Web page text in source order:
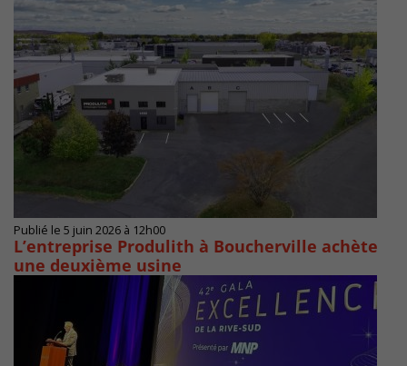
Publié le 5 juin 2026 à 12h00
L’entreprise Produlith à Boucherville achète
une deuxième usine